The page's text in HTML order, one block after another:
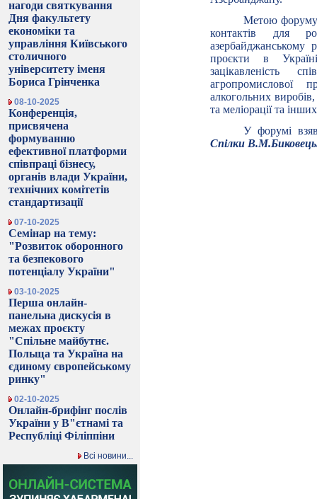
нагоди святкування
Дня факультету
економіки та
управління Київського
столичного
університету іменя
Бориса Грінченка
08-10-2025
Конференція,
присвячена
формуванню
ефективної платформи
співпраці бізнесу,
органів влади України,
технічних комітетів
стандартизації
07-10-2025
Семінар на тему:
"Розвиток оборонного
та безпекового
потенціалу України"
03-10-2025
Перша онлайн-
панельна дискусія в
межах проєкту
"Спільне майбутнє.
Польща та Україна на
єдиному європейському
ринку"
02-10-2025
Онлайн-брифінг послів
України у В"єтнамі та
Республіці Філіппіни
Всі новини...
Метою форуму
контактів для
азербайджанському
проєкти в
зацікавленість
агропромислової
алкогольних
та меліорації та
У форумі
Спілки